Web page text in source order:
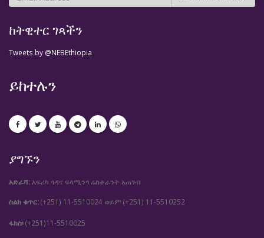
ከትዊተር ገጻችን
Tweets by @NEBEthiopia
ይከተሉን
ያግኙን
አድራሻ: አፍሪካ ጎዳና ፍላሚንጎ ሬስቶራንት አጠገብ
ስልክ ቁጥር:(+251) 11-5510024 ወይም (+251) 11-5510252
ፋክስ፡(+251)11-5510025